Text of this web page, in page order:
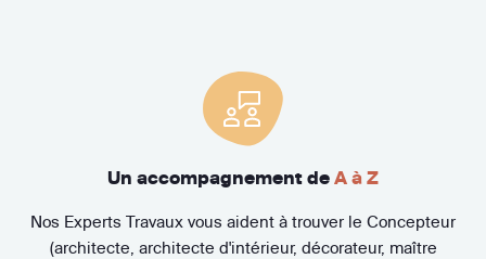
Un accompagnement de A à Z
Nos Experts Travaux vous aident à trouver le Concepteur
(architecte, architecte d'intérieur, décorateur, maître